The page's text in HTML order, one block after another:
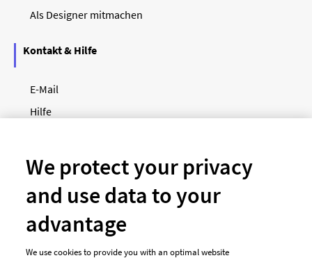
Als Designer mitmachen
Kontakt & Hilfe
E-Mail
Hilfe
Unsere Zahlungsarten
We protect your privacy
and use data to your
advantage
We use cookies to provide you with an optimal website